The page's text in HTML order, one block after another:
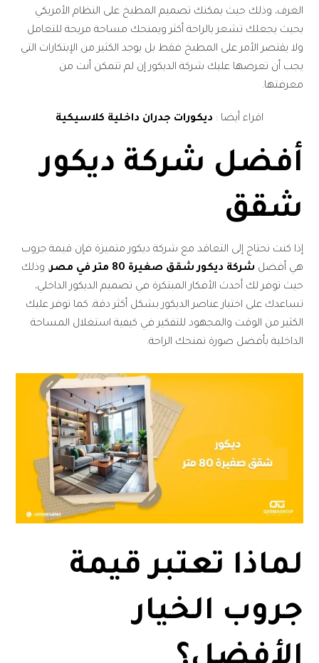
الغرف، وذلك حيث يمكنك تصميم المطبخ على النظام الأمريكي
بحيث يجعلك تشعر بالراحة أكثر ويمنحك مساحة مريحة للتعامل
ولا يقتصر الأمر على المطبخ فقط بل يوجد الكثير من الإبتكارات التي
يجب أن تعرضها عليك شركة الديكور إن لم تتمكن أنت من
معرفتها.
اقراء أيضا : ديكورات جدران داخلية كلاسيكية
أفضل شركة ديكور
شقق
إذا كنت تحتاج إلى التعاقد مع شركة ديكور متميزة فإن قيمة جروب
هي أفضل شركة ديكور شقق صغيرة 80 متر في مصر
، وذلك
حيث توفر لك أحدث الأفكار المبتكرة في تصميم الديكور الداخلي،
تساعدك على اختيار عناصر الديكور بشكل أكثر دقة، كما توفر عليك
الكثير من الوقت والمجهود للتفكير في كيفية استغلال المساحة
الداخلية بأفضل صورة تمنحك الراحة.
لماذا تعتبر قيمة
جروب الخيار